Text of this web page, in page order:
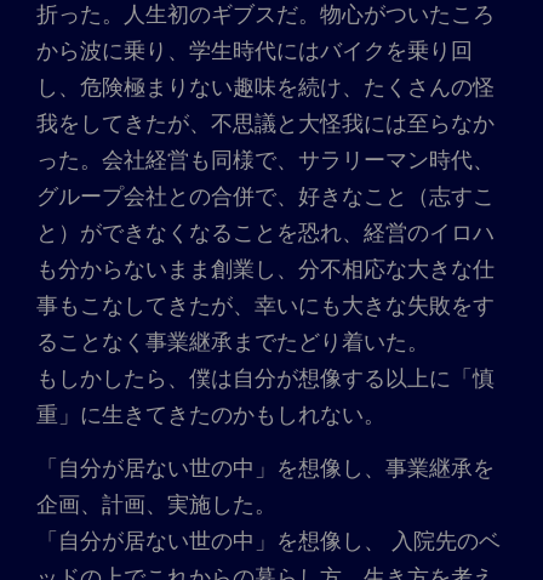
折った。人生初のギブスだ。物心がついたころ
から波に乗り、学生時代にはバイクを乗り回
し、危険極まりない趣味を続け、たくさんの怪
我をしてきたが、不思議と大怪我には至らなか
った。会社経営も同様で、サラリーマン時代、
グループ会社との合併で、好きなこと（志すこ
と）ができなくなることを恐れ、経営のイロハ
も分からないまま創業し、分不相応な大きな仕
事もこなしてきたが、幸いにも大きな失敗をす
ることなく事業継承までたどり着いた。
もしかしたら、僕は自分が想像する以上に「慎
重」に生きてきたのかもしれない。
「自分が居ない世の中」を想像し、事業継承を
企画、計画、実施した。
「自分が居ない世の中」を想像し、 入院先のベ